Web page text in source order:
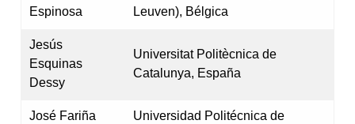
Espinosa
Leuven), Bélgica
Jesús
Esquinas
Dessy
Universitat Politècnica de
Catalunya, España
José Fariña
Universidad Politécnica de